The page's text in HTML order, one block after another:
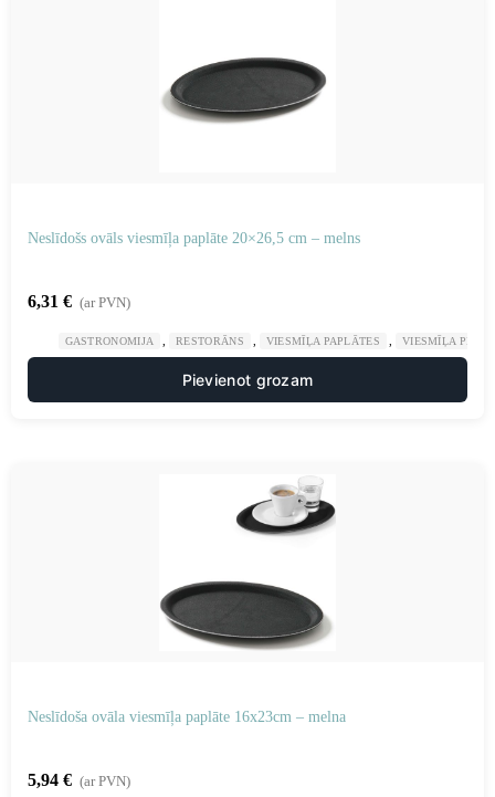
Neslīdošs ovāls viesmīļa paplāte 20×26,5 cm – melns
6,31 € (ar PVN)
GASTRONOMIJA RESTORĀNS VIESMĪĻA PAPLĀTES VIESMĪĻA
Pievienot grozam
Neslīdoša ovāla viesmīļa paplāte 16x23cm – melna
5,94 € (ar PVN)